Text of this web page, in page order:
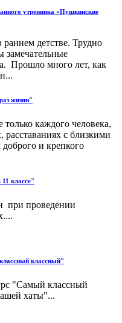
утренника «Пушкинские
детстве. Трудно
замечательные
Прошло много лет, как
жизни"
только каждого человека,
расставаниях с близкими
и крепкого
классе"
при проведении
классный"
"Самый классный
хаты"...